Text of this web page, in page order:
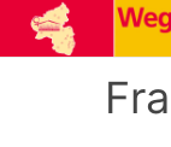
Zum
Inhalt
springen